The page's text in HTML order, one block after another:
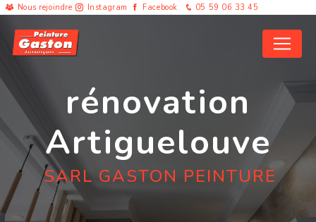
Nous rejoindre Instagram Facebook 05 59 06 33 45
rénovation
Artiguelouve
SARL GASTON PEINTURE
Panneau de gestion des cookies